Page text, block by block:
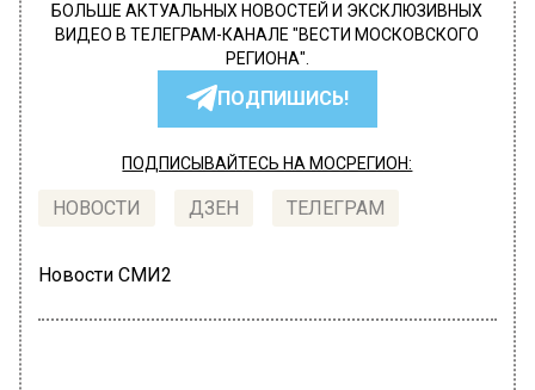
БОЛЬШЕ АКТУАЛЬНЫХ НОВОСТЕЙ И ЭКСКЛЮЗИВНЫХ
ВИДЕО В ТЕЛЕГРАМ-КАНАЛЕ "ВЕСТИ МОСКОВСКОГО
РЕГИОНА".
ПОДПИШИСЬ!
ПОДПИСЫВАЙТЕСЬ НА МОСРЕГИОН:
НОВОСТИ ДЗЕН ТЕЛЕГРАМ
Новости СМИ2